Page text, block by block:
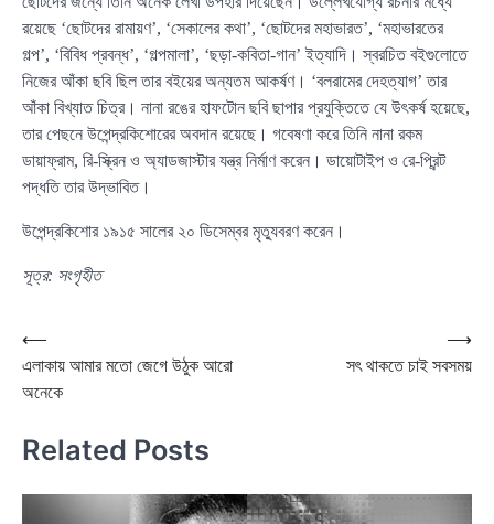
রয়েছে ‘ছোটদের রামায়ণ’, ‘সেকালের কথা’, ‘ছোটদের মহাভারত’, ‘মহাভারতের
গল্প’, ‘বিবিধ প্রবন্ধ’, ‘গল্পমালা’, ‘ছড়া-কবিতা-গান’ ইত্যাদি। স্বরচিত বইগুলোতে
নিজের আঁকা ছবি ছিল তার বইয়ের অন্যতম আকর্ষণ। ‘বলরামের দেহত্যাগ’ তার
আঁকা বিখ্যাত চিত্র। নানা রঙের হাফটোন ছবি ছাপার প্রযুক্তিতে যে উৎকর্ষ হয়েছে,
তার পেছনে উপেন্দ্রকিশোরের অবদান রয়েছে। গবেষণা করে তিনি নানা রকম
ডায়াফ্রাম, রি-স্ক্রিন ও অ্যাডজাস্টার যন্ত্র নির্মাণ করেন। ডায়োটাইপ ও রে-প্রিন্ট
পদ্ধতি তার উদ্ভাবিত।
উপেন্দ্রকিশোর ১৯১৫ সালের ২০ ডিসেম্বর মৃত্যুবরণ করেন।
সূত্র: সংগৃহীত
Post
navigation
⟵
এলাকায় আমার মতো জেগে উঠুক আরো
অনেকে
সৎ থাকতে চাই সবসময়
⟶
Related Posts